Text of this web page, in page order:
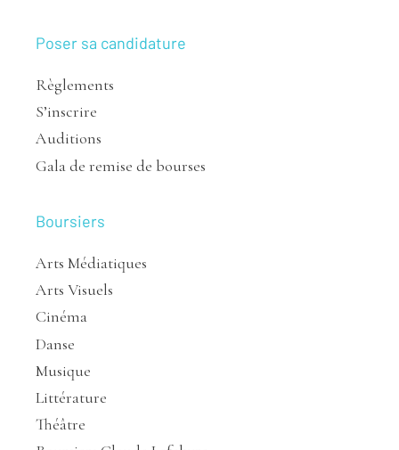
Poser sa candidature
Règlements
S’inscrire
Auditions
Gala de remise de bourses
Boursiers
Arts Médiatiques
Arts Visuels
Cinéma
Danse
Musique
Littérature
Théâtre